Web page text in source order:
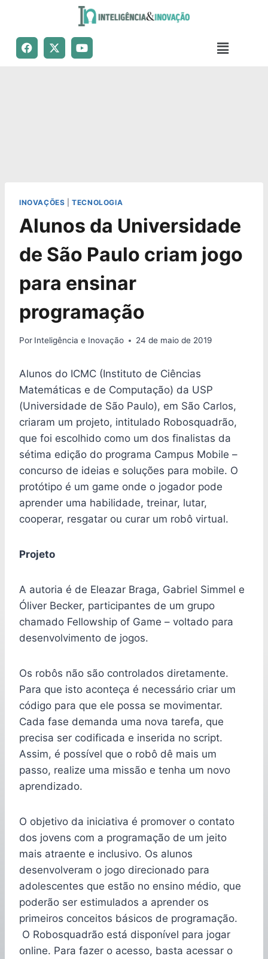
INOVAÇÕES |TECNOLOGIA
Alunos da Universidade
de São Paulo criam jogo
para ensinar
programação
Por Inteligência e Inovação 24 de maio de 2019
Alunos do ICMC (Instituto de Ciências
Matemáticas e de Computação) da USP
(Universidade de São Paulo), em São Carlos,
criaram um projeto, intitulado Robosquadrão,
que foi escolhido como um dos finalistas da
sétima edição do programa Campus Mobile –
concurso de ideias e soluções para mobile. O
protótipo é um game onde o jogador pode
aprender uma habilidade, treinar, lutar,
cooperar, resgatar ou curar um robô virtual.
Projeto
A autoria é de Eleazar Braga, Gabriel Simmel e
Óliver Becker, participantes de um grupo
chamado Fellowship of Game – voltado para
desenvolvimento de jogos.
Os robôs não são controlados diretamente.
Para que isto aconteça é necessário criar um
código para que ele possa se movimentar.
Cada fase demanda uma nova tarefa, que
precisa ser codificada e inserida no script.
Assim, é possível que o robô dê mais um
passo, realize uma missão e tenha um novo
aprendizado.
O objetivo da iniciativa é promover o contato
dos jovens com a programação de um jeito
mais atraente e inclusivo. Os alunos
desenvolveram o jogo direcionado para
adolescentes que estão no ensino médio, que
poderão ser estimulados a aprender os
primeiros conceitos básicos de programação.
O Robosquadrão está disponível para jogar
online. Para fazer o acesso, basta acessar o